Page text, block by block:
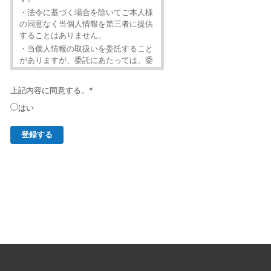
・法令に基づく場合を除いてご本人様
の同意なく当個人情報を第三者に提供
することはありません。
・当個人情報の取扱いを委託すること
がありますが、委託にあたっては、委
託先における個人情報の安全管理が図
適切な監督を行います。
・当個人情報の利用目的の通知、開
用の停止・消去および第三者への提供
の停止（「開示等」といいます。）を
上記内容に同意する。 *
はい